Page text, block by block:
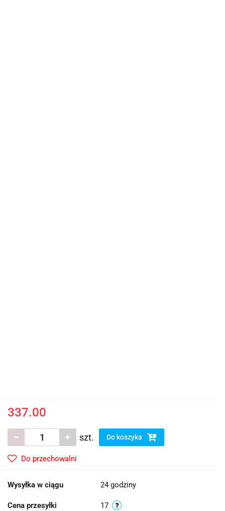
337.00
szt. Do koszyka
Do przechowalni
Wysyłka w ciągu 24 godziny
Cena przesyłki 17